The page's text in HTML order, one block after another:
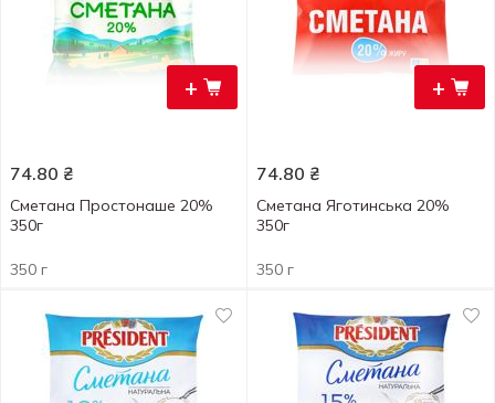
+
74.80 ₴
Сметана Простонаше 20%
350г
350 г
+
74.80 ₴
Сметана Яготинська 20%
350г
350 г